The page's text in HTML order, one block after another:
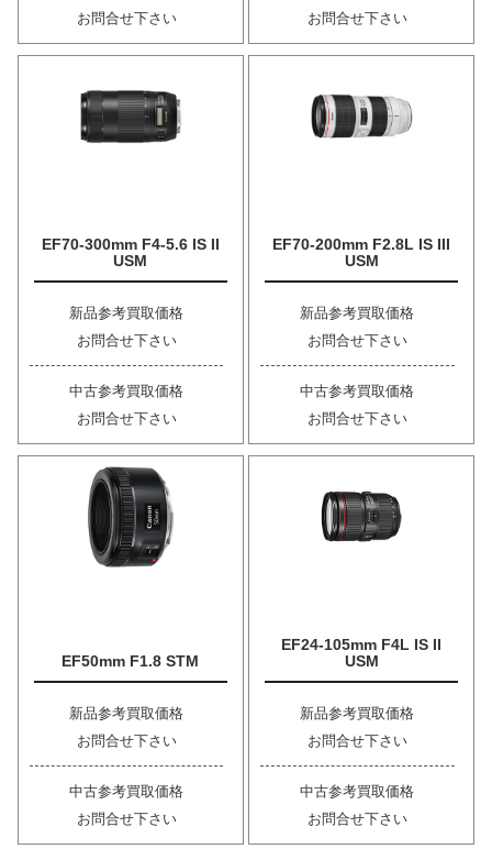
お問合せ下さい
お問合せ下さい
EF70-300mm F4-5.6 IS II
USM
新品参考買取価格
お問合せ下さい
中古参考買取価格
お問合せ下さい
EF70-200mm F2.8L IS III
USM
新品参考買取価格
お問合せ下さい
中古参考買取価格
お問合せ下さい
EF50mm F1.8 STM
新品参考買取価格
お問合せ下さい
中古参考買取価格
お問合せ下さい
EF24-105mm F4L IS II
USM
新品参考買取価格
お問合せ下さい
中古参考買取価格
お問合せ下さい